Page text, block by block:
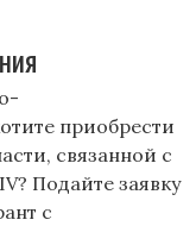
приобрести
связанной с
Подайте заявку
с